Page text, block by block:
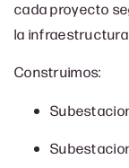
cada proyecto
la
Construimos: